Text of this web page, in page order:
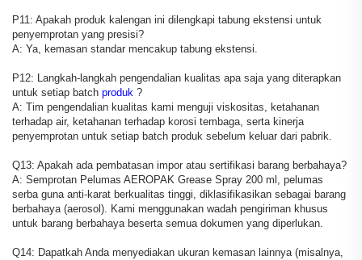
P11: Apakah produk kalengan ini dilengkapi tabung ekstensi untuk
penyemprotan yang presisi?
A: Ya, kemasan standar mencakup tabung ekstensi.
P12: Langkah-langkah pengendalian kualitas apa saja yang diterapkan
untuk setiap batch produk ?
A: Tim pengendalian kualitas kami menguji viskositas, ketahanan
terhadap air, ketahanan terhadap korosi tembaga, serta kinerja
penyemprotan untuk setiap batch produk sebelum keluar dari pabrik.
Q13: Apakah ada pembatasan impor atau sertifikasi barang berbahaya?
A: Semprotan Pelumas AEROPAK Grease Spray 200 ml, pelumas
serba guna anti-karat berkualitas tinggi, diklasifikasikan sebagai barang
berbahaya (aerosol). Kami menggunakan wadah pengiriman khusus
untuk barang berbahaya beserta semua dokumen yang diperlukan.
Q14: Dapatkah Anda menyediakan ukuran kemasan lainnya (misalnya,